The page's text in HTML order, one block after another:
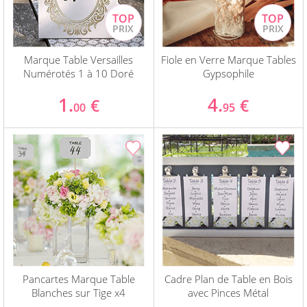
Marque Table Versailles
Numérotés 1 à 10 Doré
1.00 €
Fiole en Verre Marque Tables
Gypsophile
4.95 €
Pancartes Marque Table
Blanches sur Tige x4
Cadre Plan de Table en Bois
avec Pinces Métal